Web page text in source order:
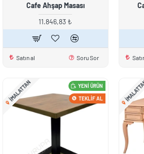
Cafe Ahşap Masası
11.846,83 ₺
Satın al Soru Sor
YENI ÜRÜN
IMALATTAN TEKLIF AL